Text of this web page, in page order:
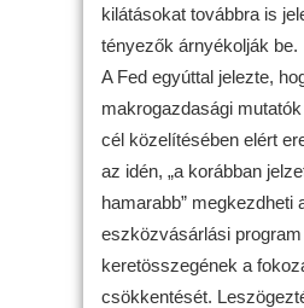
kilátásokat továbbra is
tényezők árnyékolják be.
A Fed egyúttal jelezte,
makrogazdasági
cél közelítésében elért
az idén, „a korábban
hamarabb” megkezdheti
eszközvásárlási program
keretösszegének a
csökkentését.